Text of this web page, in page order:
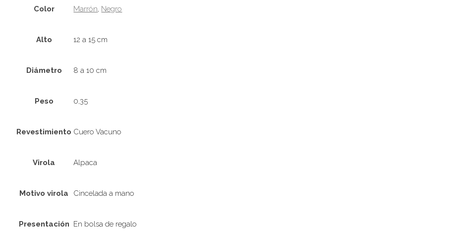
Color Marrón, Negro
Alto 12 a 15 cm
Diámetro 8 a 10 cm
Peso 0,35
Revestimiento Cuero Vacuno
Virola Alpaca
Motivo virola Cincelada a mano
Presentación En bolsa de regalo